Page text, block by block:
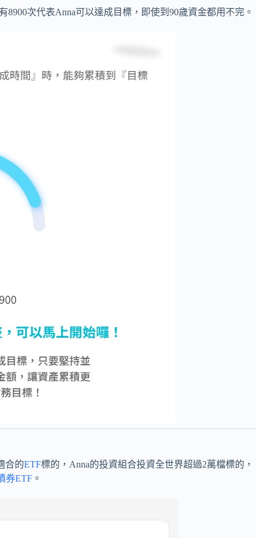
次代表Anna可以達成目標，即使到90歲資金都用不完。
合的ETF標的，Anna的投資組合投資全世界超過2萬檔標的，
券ETF 。